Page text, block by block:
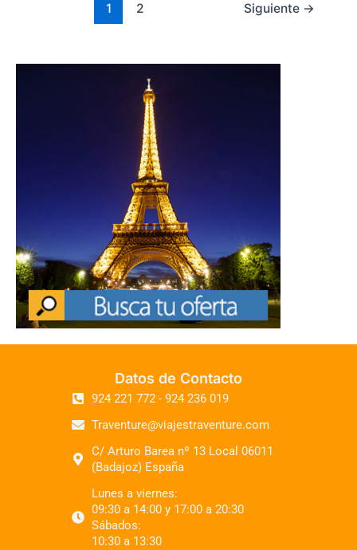
1 2 Siguiente →
Datos de Contacto
924 221 772 - 924 236 019
Traventure@viajestraventure.com
C/ Arturo Barea nº 13 Local 06011
(Badajoz) España
Lunes a viernes:
09:30 a 14:00 y 17:00 a 20:30
Sábados:
10:30 a 13:30